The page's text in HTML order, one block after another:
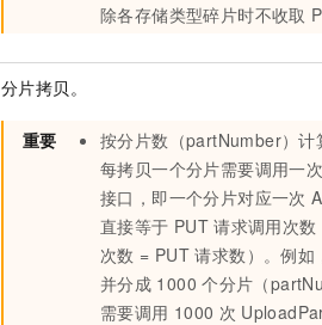
除各存储类型碎片时不收取
分片拷贝。
重要 按分片数（partNumber）计
每拷贝一个分片需要调用一次
接口，即一个分片对应一次
直接等于 PUT 请求调用次
次数 = PUT 请求数）。例如
并分成 1000 个分片（
需要调用 1000 次